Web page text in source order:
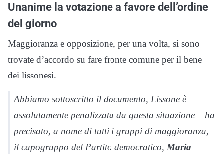
Unanime la votazione a favore dell’ordine
del giorno
Maggioranza e opposizione, per una volta, si sono
trovate d’accordo su fare fronte comune per il bene
dei lissonesi.
Abbiamo sottoscritto il documento, Lissone è
assolutamente penalizzata da questa situazione – ha
precisato, a nome di tutti i gruppi di maggioranza,
il capogruppo del Partito democratico, Maria